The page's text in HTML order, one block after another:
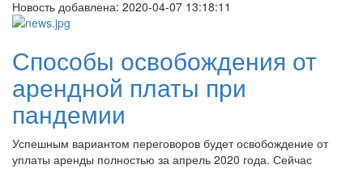
Новость добавлена: 2020-04-07 13:18:11
Способы освобождения от
арендной платы при
пандемии
Успешным вариантом переговоров будет освобождение от
уплаты аренды полностью за апрель 2020 года. Сейчас